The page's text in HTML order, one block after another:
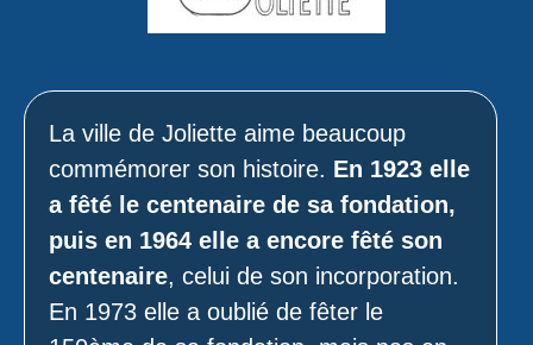
La ville de Joliette aime beaucoup
commémorer son histoire. En 1923 elle
a fêté le centenaire de sa fondation,
puis en 1964 elle a encore fêté son
centenaire, celui de son incorporation.
En 1973 elle a oublié de fêter le